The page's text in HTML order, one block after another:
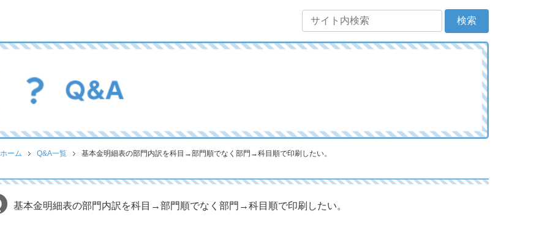
ホーム Q&A一覧 基本金明細表の部門内訳を科目→部門順でなく部門→科目順で印刷したい。
基本金明細表の部門内訳を科目→部門順でなく部門→科目順で印刷したい。